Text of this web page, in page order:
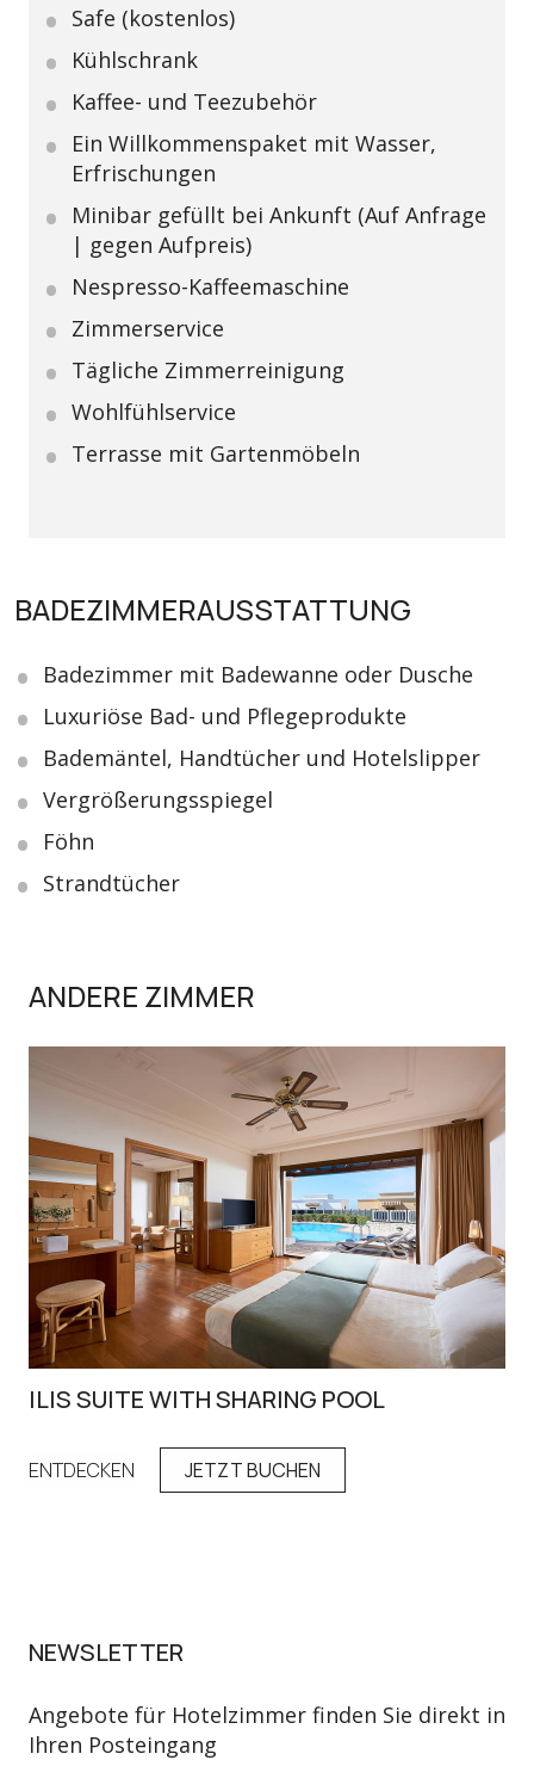
Safe (kostenlos)
Kühlschrank
Kaffee- und Teezubehör
Ein Willkommenspaket mit Wasser,
Erfrischungen
Minibar gefüllt bei Ankunft (Auf Anfrage
| gegen Aufpreis)
Nespresso-Kaffeemaschine
Zimmerservice
Tägliche Zimmerreinigung
Wohlfühlservice
Terrasse mit Gartenmöbeln
BADEZIMMERAUSSTATTUNG
Badezimmer mit Badewanne oder Dusche
Luxuriöse Bad- und Pflegeprodukte
Bademäntel, Handtücher und Hotelslipper
Vergrößerungsspiegel
Föhn
Strandtücher
ANDERE ZIMMER
ILIS SUITE WITH SHARING POOL
ENTDECKEN JETZT BUCHEN
NEWSLETTER
Angebote für Hotelzimmer finden Sie direkt in
Ihren Posteingang